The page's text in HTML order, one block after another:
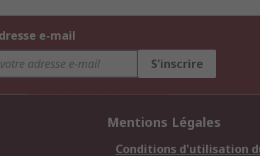
e-mail
S'inscrire
Mentions Légales
Conditions d'utilisation